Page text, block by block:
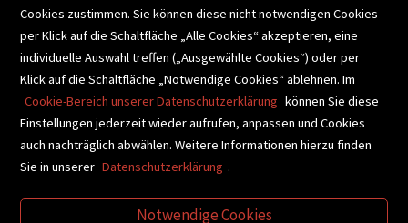
BUCHEMPFEHLUNGEN
BIBLIOTHEKSSERVICE
VIDEO-TIPPS
Cookies zustimmen. Sie können diese nicht notwendigen Cookies
per Klick auf die Schaltfläche „Alle Cookies“ akzeptieren, eine
individuelle Auswahl treffen („Ausgewählte Cookies“) oder per
Klick auf die Schaltfläche „Notwendige Cookies“ ablehnen. Im
Cookie-Bereich unserer Datenschutzerklärung können Sie diese
Einstellungen jederzeit wieder aufrufen, anpassen und Cookies
auch nachträglich abwählen. Weitere Informationen hierzu finden
Sie in unserer Datenschutzerklärung .
Notwendige Cookies